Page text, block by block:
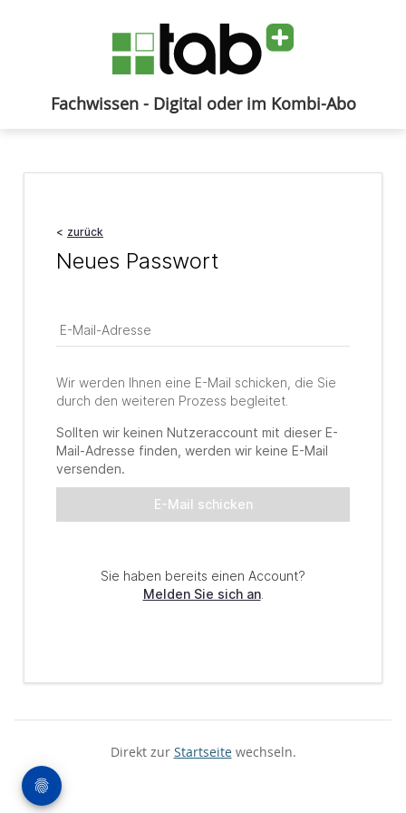
Fachwissen - Digital oder im Kombi-Abo
Direkt zur Startseitewechseln.